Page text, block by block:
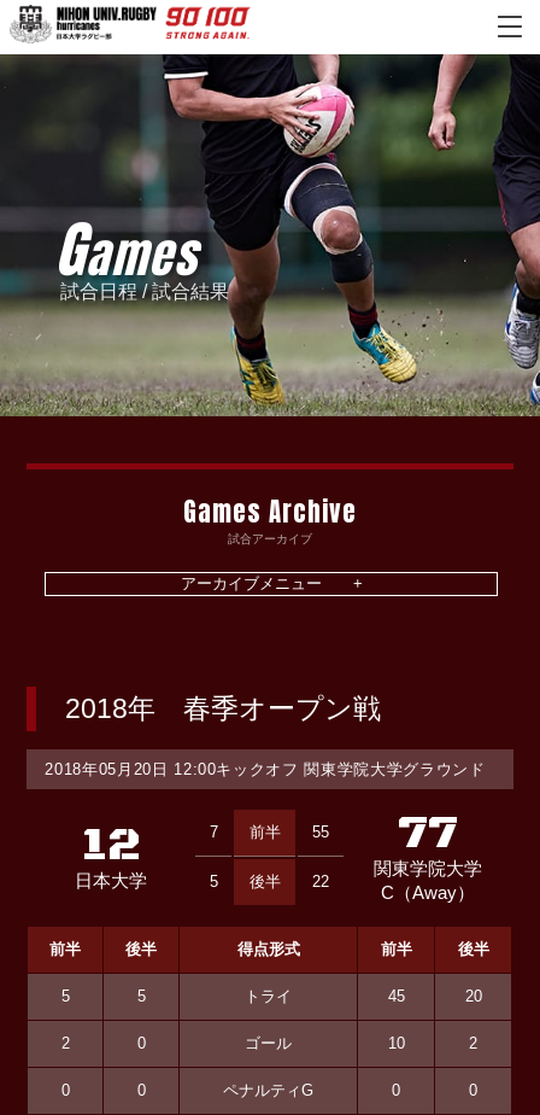
Games
試合日程 / 試合結果
Games Archive
試合アーカイブ
2018年 春季オープン戦
2018年05月20日 12:00キックオフ 関東学院大学グラウンド
12
日本大学
7 前半 55 77
関東学院大学
C（Away）
5 後半 22
前半 後半 得点形式 前半 後半
5 5 トライ 45 20
2 0 ゴール 10 2
0 0 ペナルティG 0 0